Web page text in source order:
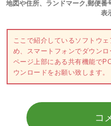
地図や住所、ランドマーク,郵便番
表
ここで紹介しているソフトウ
め、スマートフォンでダウンロ
ページ上部にある共有機能で
ウンロードをお願い致します。
コ